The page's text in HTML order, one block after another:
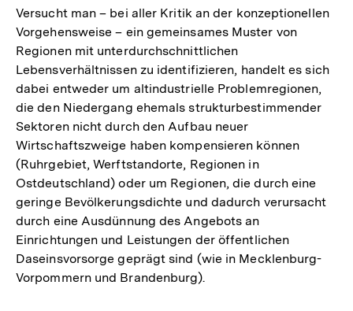
der
Fußnote
Versucht man – bei aller Kritik an der konzeptionellen
Vorgehensweise – ein gemeinsames Muster von
Regionen mit unterdurchschnittlichen
Lebensverhältnissen zu identifizieren, handelt es sich
dabei entweder um altindustrielle Problemregionen,
die den Niedergang ehemals strukturbestimmender
Sektoren nicht durch den Aufbau neuer
Wirtschaftszweige haben kompensieren können
(Ruhrgebiet, Werftstandorte, Regionen in
Ostdeutschland) oder um Regionen, die durch eine
geringe Bevölkerungsdichte und dadurch verursacht
durch eine Ausdünnung des Angebots an
Einrichtungen und Leistungen der öffentlichen
Daseinsvorsorge geprägt sind (wie in Mecklenburg-
Vorpommern und Brandenburg).